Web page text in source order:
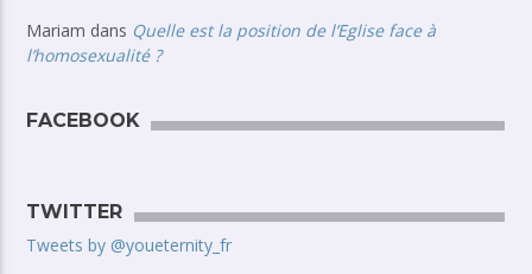
Mariam dans Quelle est la position de l’Eglise face à
l’homosexualité ?
FACEBOOK
TWITTER
Tweets by @youeternity_fr